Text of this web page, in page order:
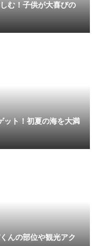
む！子供が大喜びの
ット！初夏の海を大満
んの部位や観光アク